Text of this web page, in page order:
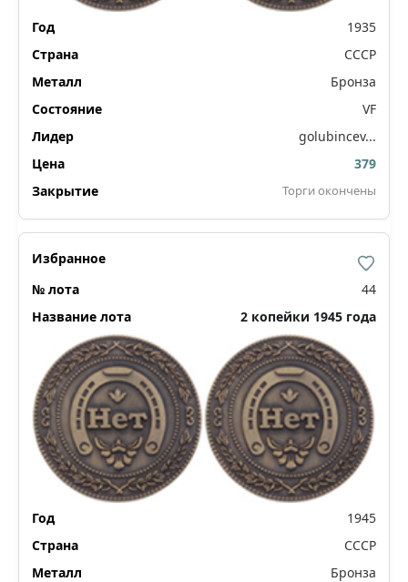
1935
СССР
Бронза
VF
golubincev...
379
Торги окончены
44
2 копейки 1945 года
1945
СССР
Бронза